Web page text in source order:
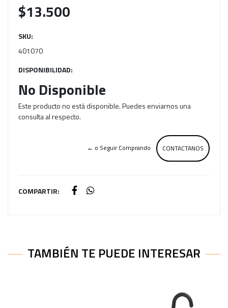
$13.500
SKU:
401070
DISPONIBILIDAD:
No Disponible
Este producto no está disponible. Puedes enviarnos una
consulta al respecto.
CONTACTANOS
← o Seguir Comprando
COMPARTIR:
TAMBIÉN TE PUEDE INTERESAR